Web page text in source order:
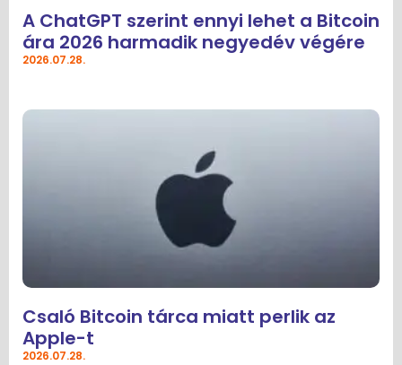
A ChatGPT szerint ennyi lehet a Bitcoin
ára 2026 harmadik negyedév végére
2026.07.28.
Csaló Bitcoin tárca miatt perlik az
Apple-t
2026.07.28.